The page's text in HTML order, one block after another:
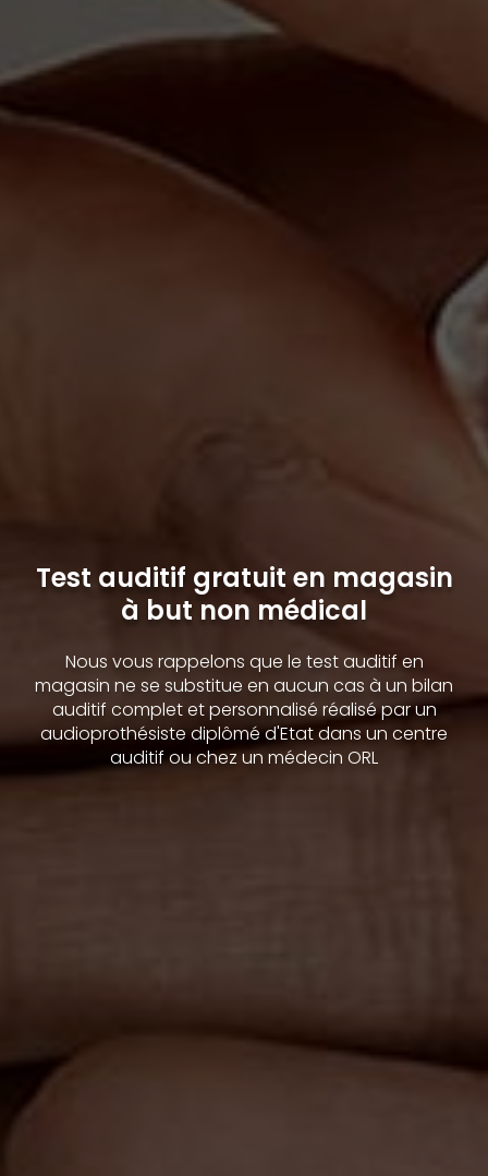
Test auditif gratuit en magasin
à but non médical
Nous vous rappelons que le test auditif en
magasin ne se substitue en aucun cas à un bilan
auditif complet et personnalisé réalisé par un
audioprothésiste diplômé d'Etat dans un centre
auditif ou chez un médecin ORL